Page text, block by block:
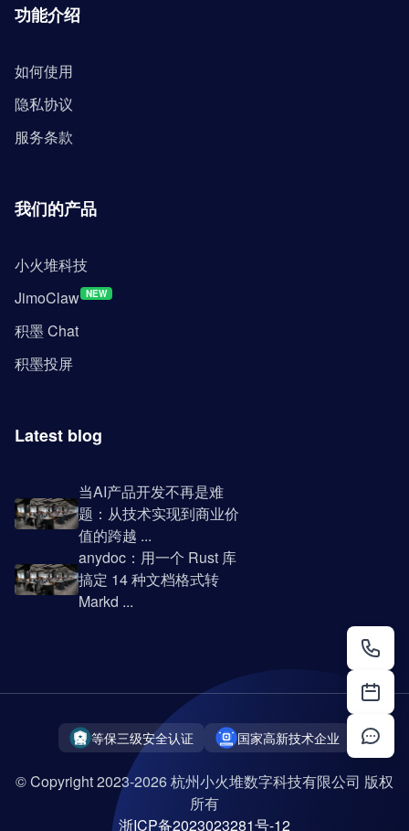
功能介绍
如何使用
隐私协议
服务条款
我们的产品
小火堆科技
JimoClaw NEW
积墨 Chat
积墨投屏
Latest blog
当AI产品开发不再是难
题：从技术实现到商业价
值的跨越 ...
anydoc：用一个 Rust 库
搞定 14 种文档格式转
Markd ...
等保三级安全认证 国家高新技术企业
© Copyright 2023-2026 杭州小火堆数字科技有限公司 版权
所有
浙ICP备2023023281号-12